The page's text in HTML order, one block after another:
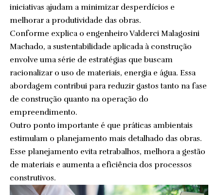
iniciativas ajudam a minimizar desperdícios e
melhorar a produtividade das obras.
Conforme explica o engenheiro Valderci Malagosini
Machado, a sustentabilidade aplicada à construção
envolve uma série de estratégias que buscam
racionalizar o uso de materiais, energia e água. Essa
abordagem contribui para reduzir gastos tanto na fase
de construção quanto na operação do
empreendimento.
Outro ponto importante é que práticas ambientais
estimulam o planejamento mais detalhado das obras.
Esse planejamento evita retrabalhos, melhora a gestão
de materiais e aumenta a eficiência dos processos
construtivos.